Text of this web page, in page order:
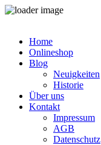
springenHome
Onlineshop
Blog
Neuigkeiten
Historie
Über uns
Kontakt
Impressum
AGB
Datenschutz